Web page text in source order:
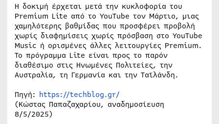
Η δοκιμή έρχεται μετά την κυκλοφορία του
Premium Lite από το YouTube τον Μάρτιο, μιας
χαμηλότερης βαθμίδας που προσφέρει προβολή
χωρίς διαφημίσεις χωρίς πρόσβαση στο YouTube
Music ή ορισμένες άλλες λειτουργίες Premium.
Το πρόγραμμα Lite είναι προς το παρόν
διαθέσιμο στις Ηνωμένες Πολιτείες, την
Αυστραλία, τη Γερμανία και την Ταϊλάνδη.
Πηγή: https://techblog.gr/
(Κώστας Παπαζαχαρίου, αναδημοσίευση
8/5/2025)